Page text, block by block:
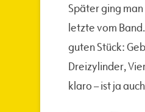
Später ging
letzte vom
guten Stück:
Dreizylinder,
klaro – ist ja